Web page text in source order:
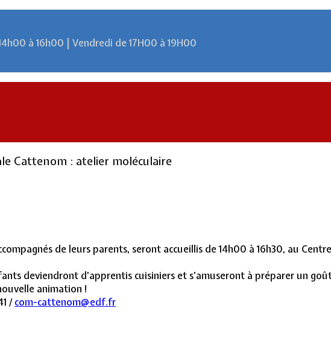
à 16h00 | Vendredi de 17H00 à 19H00
Cattenom : atelier moléculaire
de leurs parents, seront accueillis de 14h00 à 16h30, au
deviendront d’apprentis cuisiniers et s’amuseront à préparer un
animation !
/com-cattenom@edf.fr